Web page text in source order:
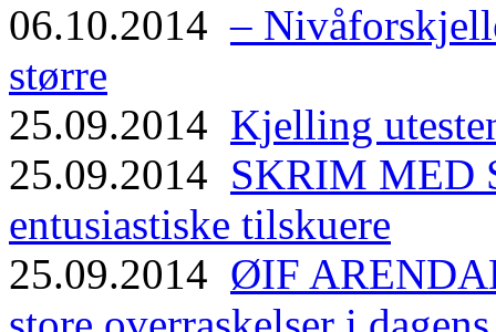
06.10.2014–
større
25.09.2014 Kjelling
25.09.2014 SKRIM MED
entusiastiske tilskuere
25.09.2014 ØIF